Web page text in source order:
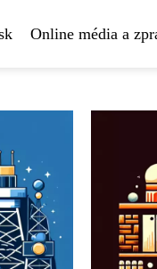
Online média a